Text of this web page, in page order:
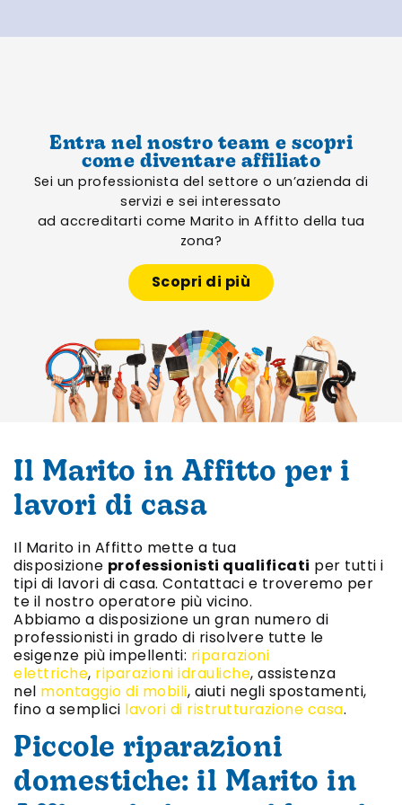
Entra nel nostro team e scopri
come diventare affiliato
Sei un professionista del settore o un’azienda di
servizi e sei interessato
ad accreditarti come Marito in Affitto della tua
zona?
Scopri di più
Il Marito in Affitto per i
lavori di casa
Il Marito in Affitto mette a tua
disposizione professionisti qualificati per tutti i
tipi di lavori di casa. Contattaci e troveremo per
te il nostro operatore più vicino.
Abbiamo a disposizione un gran numero di
professionisti in grado di risolvere tutte le
esigenze più impellenti: riparazioni
elettriche, riparazioni idrauliche, assistenza
nel montaggio di mobili, aiuti negli spostamenti,
fino a semplici lavori di ristrutturazione casa.
Piccole riparazioni
domestiche: il Marito in